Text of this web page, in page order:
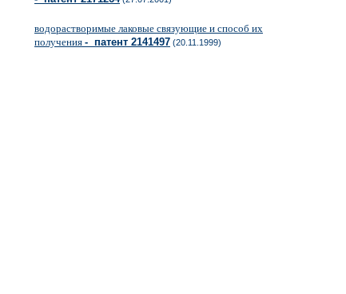
водорастворимые лаковые связующие и способ их
получения - патент 2141497 (20.11.1999)